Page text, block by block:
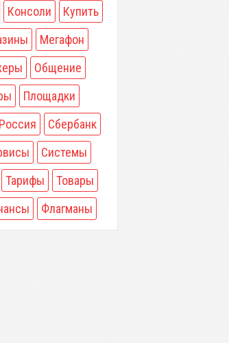
Консоли
Купить
Мегафон
Общение
Площадки
Россия
Сбербанк
Системы
Тарифы
Товары
Флагманы